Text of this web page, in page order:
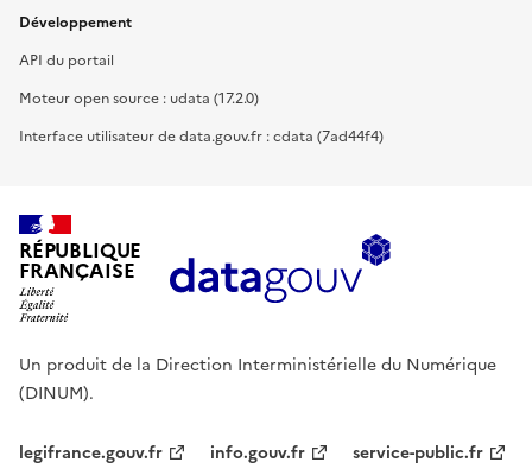
Développement
API du portail
Moteur open source : udata (17.2.0)
Interface utilisateur de data.gouv.fr : cdata (7ad44f4)
RÉPUBLIQUE
FRANÇAISE
Un produit de la Direction Interministérielle du Numérique
(DINUM).
legifrance.gouv.fr info.gouv.fr service-public.fr